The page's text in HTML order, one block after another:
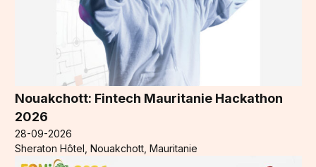
Nouakchott: Fintech Mauritanie Hackathon
2026
28-09-2026
Sheraton Hôtel, Nouakchott, Mauritanie